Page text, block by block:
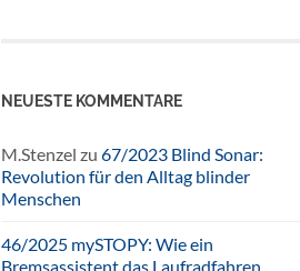
NEUESTE KOMMENTARE
M.Stenzel zu 67/2023 Blind Sonar:
Revolution für den Alltag blinder
Menschen
46/2025 mySTOPY: Wie ein
Bremsassistent das Laufradfahren